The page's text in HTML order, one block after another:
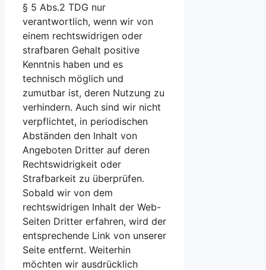
§ 5 Abs.2 TDG nur
verantwortlich, wenn wir von
einem rechtswidrigen oder
strafbaren Gehalt positive
Kenntnis haben und es
technisch möglich und
zumutbar ist, deren Nutzung zu
verhindern. Auch sind wir nicht
verpflichtet, in periodischen
Abständen den Inhalt von
Angeboten Dritter auf deren
Rechtswidrigkeit oder
Strafbarkeit zu überprüfen.
Sobald wir von dem
rechtswidrigen Inhalt der Web-
Seiten Dritter erfahren, wird der
entsprechende Link von unserer
Seite entfernt. Weiterhin
möchten wir ausdrücklich